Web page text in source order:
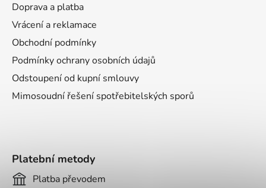
Doprava a platba
Vrácení a reklamace
Obchodní podmínky
Podmínky ochrany osobních údajů
Odstoupení od kupní smlouvy
Mimosoudní řešení spotřebitelských sporů
Platební metody
Platba převodem